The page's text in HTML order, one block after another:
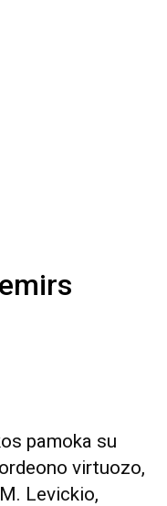
pamoka su
virtuozo,
Levickio,